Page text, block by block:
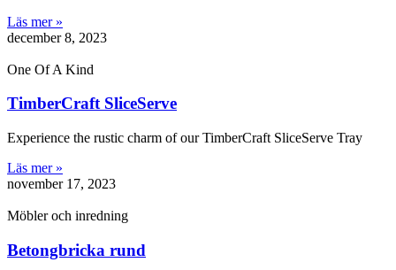
Läs mer »
december 8, 2023
One Of A Kind
TimberCraft SliceServe
Experience the rustic charm of our TimberCraft SliceServe Tray
Läs mer »
november 17, 2023
Möbler och inredning
Betongbricka rund